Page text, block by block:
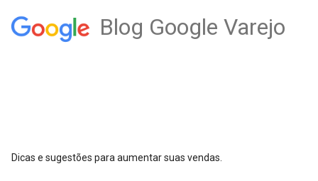
Blog Google Varejo
Dicas e sugestões para aumentar suas vendas.